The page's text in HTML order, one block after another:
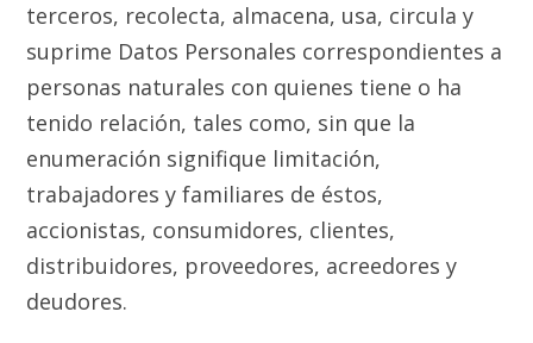
terceros, recolecta, almacena, usa, circula y
suprime Datos Personales correspondientes a
personas naturales con quienes tiene o ha
tenido relación, tales como, sin que la
enumeración signifique limitación,
trabajadores y familiares de éstos,
accionistas, consumidores, clientes,
distribuidores, proveedores, acreedores y
deudores.